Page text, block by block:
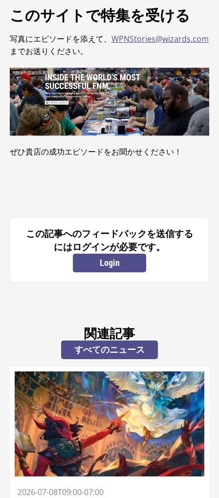
このサイトで特集を受ける
写真にエピソードを添えて、 WPNStories@wizards.com
までお送りください。
ぜひ貴店の成功エピソードをお聞かせください！
この記事へのフィードバックを送信する
にはログインが必要です。
Login
関連記事
すべてのニュース
2026-07-08T09:00-07:00